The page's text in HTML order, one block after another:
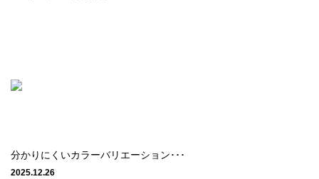
分かりにくいカラーバリエーション･･･
2025.12.26